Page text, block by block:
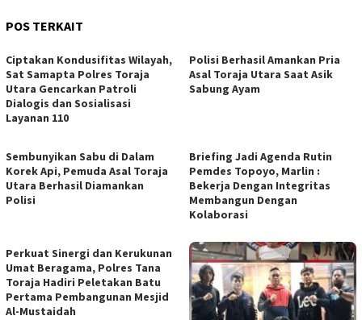
POS TERKAIT
Ciptakan Kondusifitas Wilayah,
Sat Samapta Polres Toraja
Utara Gencarkan Patroli
Dialogis dan Sosialisasi
Layanan 110
Polisi Berhasil Amankan Pria
Asal Toraja Utara Saat Asik
Sabung Ayam
Sembunyikan Sabu di Dalam
Korek Api, Pemuda Asal Toraja
Utara Berhasil Diamankan
Polisi
Briefing Jadi Agenda Rutin
Pemdes Topoyo, Marlin :
Bekerja Dengan Integritas
Membangun Dengan
Kolaborasi
Perkuat Sinergi dan Kerukunan
Umat Beragama, Polres Tana
Toraja Hadiri Peletakan Batu
Pertama Pembangunan Mesjid
Al-Mustaidah